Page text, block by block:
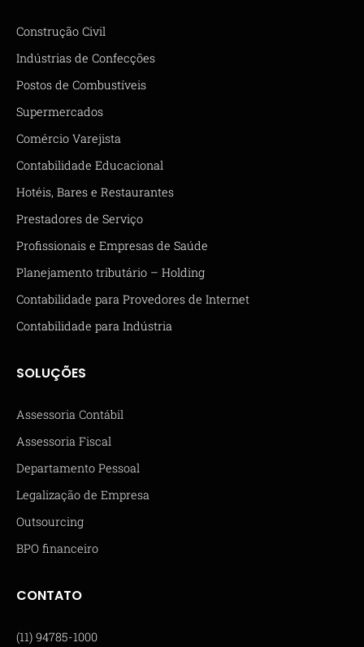
Construção Civil
Indústrias de Confecções
Postos de Combustíveis
Supermercados
Comércio Varejista
Contabilidade Educacional
Hotéis, Bares e Restaurantes
Prestadores de Serviço
Profissionais e Empresas de Saúde
Planejamento tributário – Holding
Contabilidade para Provedores de Internet
Contabilidade para Indústria
SOLUÇÕES
Assessoria Contábil
Assessoria Fiscal
Departamento Pessoal
Legalização de Empresa
Outsourcing
BPO financeiro
CONTATO
(11) 94785-1000